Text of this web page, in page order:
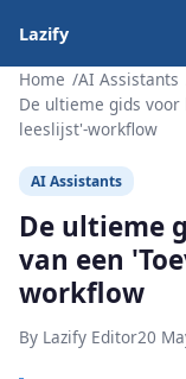
Lazify
Home
AI Assistants
De ultieme gids voor
leeslijst'-workflow
AI Assistants
De ultieme
van een
workflow
By Lazify Editor20